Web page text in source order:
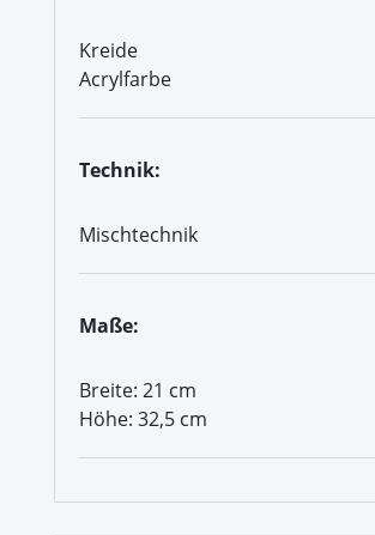
Kreide
Acrylfarbe
Technik:
Mischtechnik
Maße:
Breite: 21 cm
Höhe: 32,5 cm